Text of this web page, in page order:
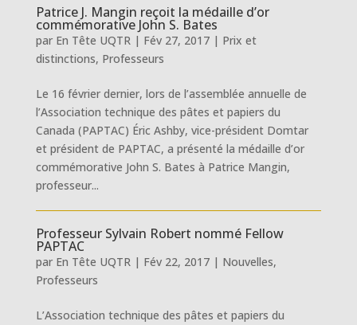
Patrice J. Mangin reçoit la médaille d’or
commémorative John S. Bates
par En Tête UQTR| Fév 27, 2017| Prix et
distinctions, Professeurs
Le 16 février dernier, lors de l’assemblée annuelle de
l’Association technique des pâtes et papiers du
Canada (PAPTAC) Éric Ashby, vice-président Domtar
et président de PAPTAC, a présenté la médaille d’or
commémorative John S. Bates à Patrice Mangin,
professeur...
Professeur Sylvain Robert nommé Fellow
PAPTAC
par En Tête UQTR| Fév 22, 2017| Nouvelles,
Professeurs
L’Association technique des pâtes et papiers du